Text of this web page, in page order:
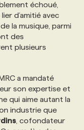
échoué,
d’amitié avec
la musique, parmi
des
plusieurs
a mandaté
son expertise et
qui aime autant la
industrie que
, cofondateur